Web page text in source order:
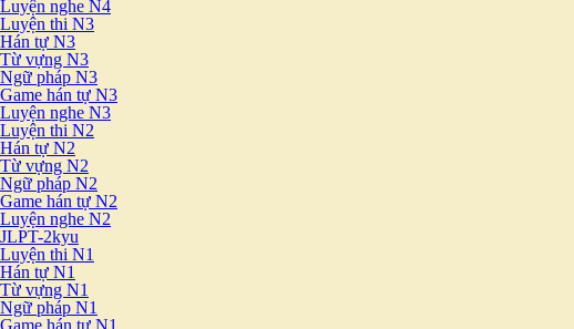
Luyện nghe N4
Luyện thi N3
Hán tự N3
Từ vựng N3
Ngữ pháp N3
Game hán tự N3
Luyện nghe N3
Luyện thi N2
Hán tự N2
Từ vựng N2
Ngữ pháp N2
Game hán tự N2
Luyện nghe N2
JLPT-2kyu
Luyện thi N1
Hán tự N1
Từ vựng N1
Ngữ pháp N1
Game hán tự N1